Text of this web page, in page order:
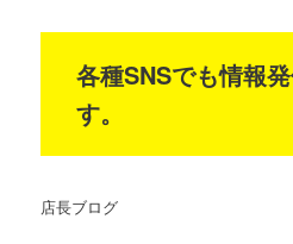
各種SNSでも情報
す。
店長ブログ